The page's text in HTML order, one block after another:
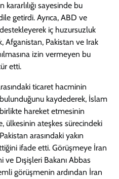
kararlılığı sayesinde bu
getirdi. Ayrıca, ABD ve
destekleyerek iç huzursuzluk
Afganistan, Pakistan ve Irak
izin vermeyen bu
etti.
ticaret hacminin
bulunduğunu kaydederek, İslam
hareket etmesinin
ülkesinin ateşkes sürecindeki
arasındaki yakın
ifade etti. Görüşmeye İran
ve Dışişleri Bakanı Abbas
görüşmenin ardından İran